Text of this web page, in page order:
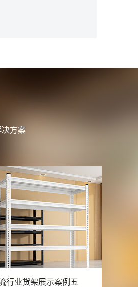
方案
行业货架展示案例四